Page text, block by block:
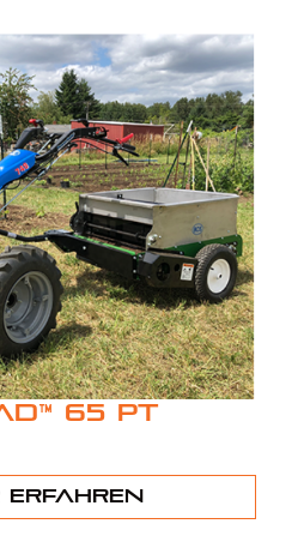
65 PT
erfahren